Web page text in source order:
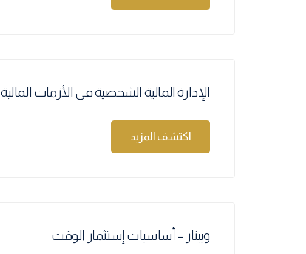
الإدارة المالية الشخصية في الأزمات المالية
اكتشف المزيد
ويبنار – أساسيات إستثمار الوقت